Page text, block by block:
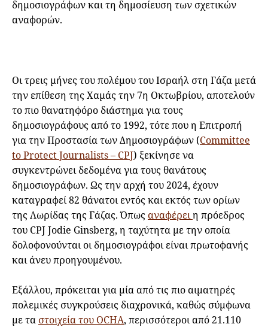
δημοσιογράφων και τη δημοσίευση των σχετικών
αναφορών.
Οι τρεις μήνες του πολέμου του Ισραήλ στη Γάζα μετά
την επίθεση της Χαμάς την 7η Οκτωβρίου, αποτελούν
το πιο θανατηφόρο διάστημα για τους
δημοσιογράφους από το 1992, τότε που η Επιτροπή
για την Προστασία των Δημοσιογράφων (Committee
to Protect Journalists – CPJ) ξεκίνησε να
συγκεντρώνει δεδομένα για τους θανάτους
δημοσιογράφων. Ως την αρχή του 2024, έχουν
καταγραφεί 82 θάνατοι εντός και εκτός των ορίων
της Λωρίδας της Γάζας. Όπωςαναφέρειη πρόεδρος
του CPJ Jodie Ginsberg, η ταχύτητα με την οποία
δολοφονούνται οι δημοσιογράφοι είναι πρωτοφανής
και άνευ προηγουμένου.
Εξάλλου, πρόκειται για μία από τις πιο αιματηρές
πολεμικές συγκρούσεις διαχρονικά, καθώς σύμφωνα
με τα στοιχεία του OCHA, περισσότεροι από 21.110